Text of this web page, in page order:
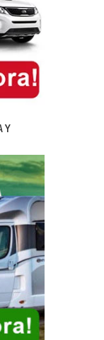
Y